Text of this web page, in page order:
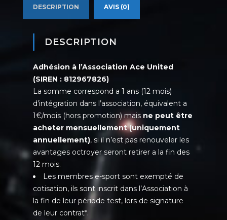
DESCRIPTION AVIS (0)
DESCRIPTION
Adhésion à l’Association Ace United
(SIREN : 812967826)
La somme correspond a 1 ans (12 mois)
d’intégration dans l’association, équivalent a
1€/mois (hors promotion) mais ne peut être
acheter mensuellement (uniquement
annuellement), si il n’est pas renouveler les
avantages octroyer seront retirer a la fin des
12 mois.
Les membres e-sport sont exempté de
cotisation, ils sont inscrit dans l’Association à
la fin de leur période test, lors de signature
de leur contrat*.